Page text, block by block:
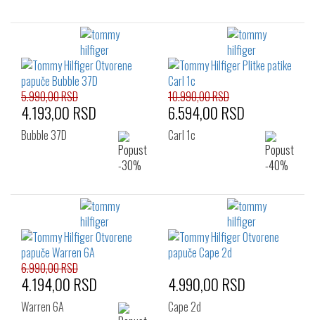
5.990,00 RSD
4.193,00 RSD
Bubble 37D
10.990,00 RSD
6.594,00 RSD
Carl 1c
6.990,00 RSD
4.194,00 RSD
Warren 6A
4.990,00 RSD
Cape 2d